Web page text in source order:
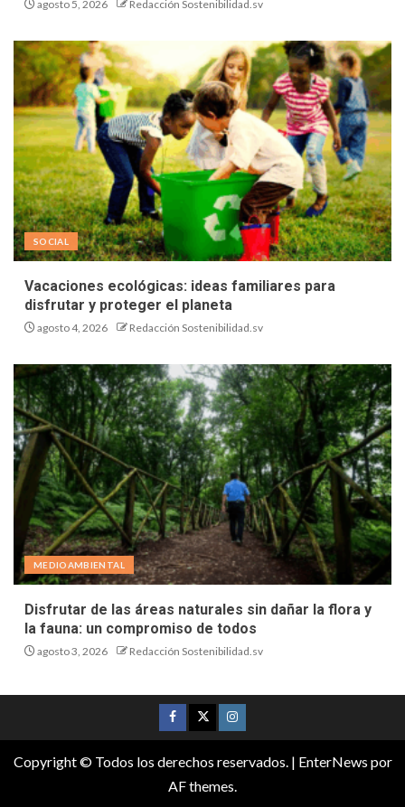
agosto 5, 2026 Redacción Sostenibilidad.sv
SOCIAL
Vacaciones ecológicas: ideas familiares para
disfrutar y proteger el planeta
agosto 4, 2026 Redacción Sostenibilidad.sv
MEDIOAMBIENTAL
Disfrutar de las áreas naturales sin dañar la flora y
la fauna: un compromiso de todos
agosto 3, 2026 Redacción Sostenibilidad.sv
Copyright © Todos los derechos reservados. | EnterNews por
AF themes.